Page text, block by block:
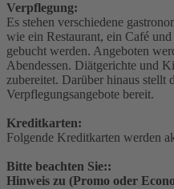
Verpflegung:
Es stehen verschiedene
wie ein Restaurant, ein Café
gebucht werden. Angeboten
Abendessen. Diätgerichte und
zubereitet. Darüber hinaus stellt
Verpflegungsangebote bereit.
Kreditkarten:
Folgende Kreditkarten werden
Bitte beachten Sie::
Hinweis zu (Promo oder